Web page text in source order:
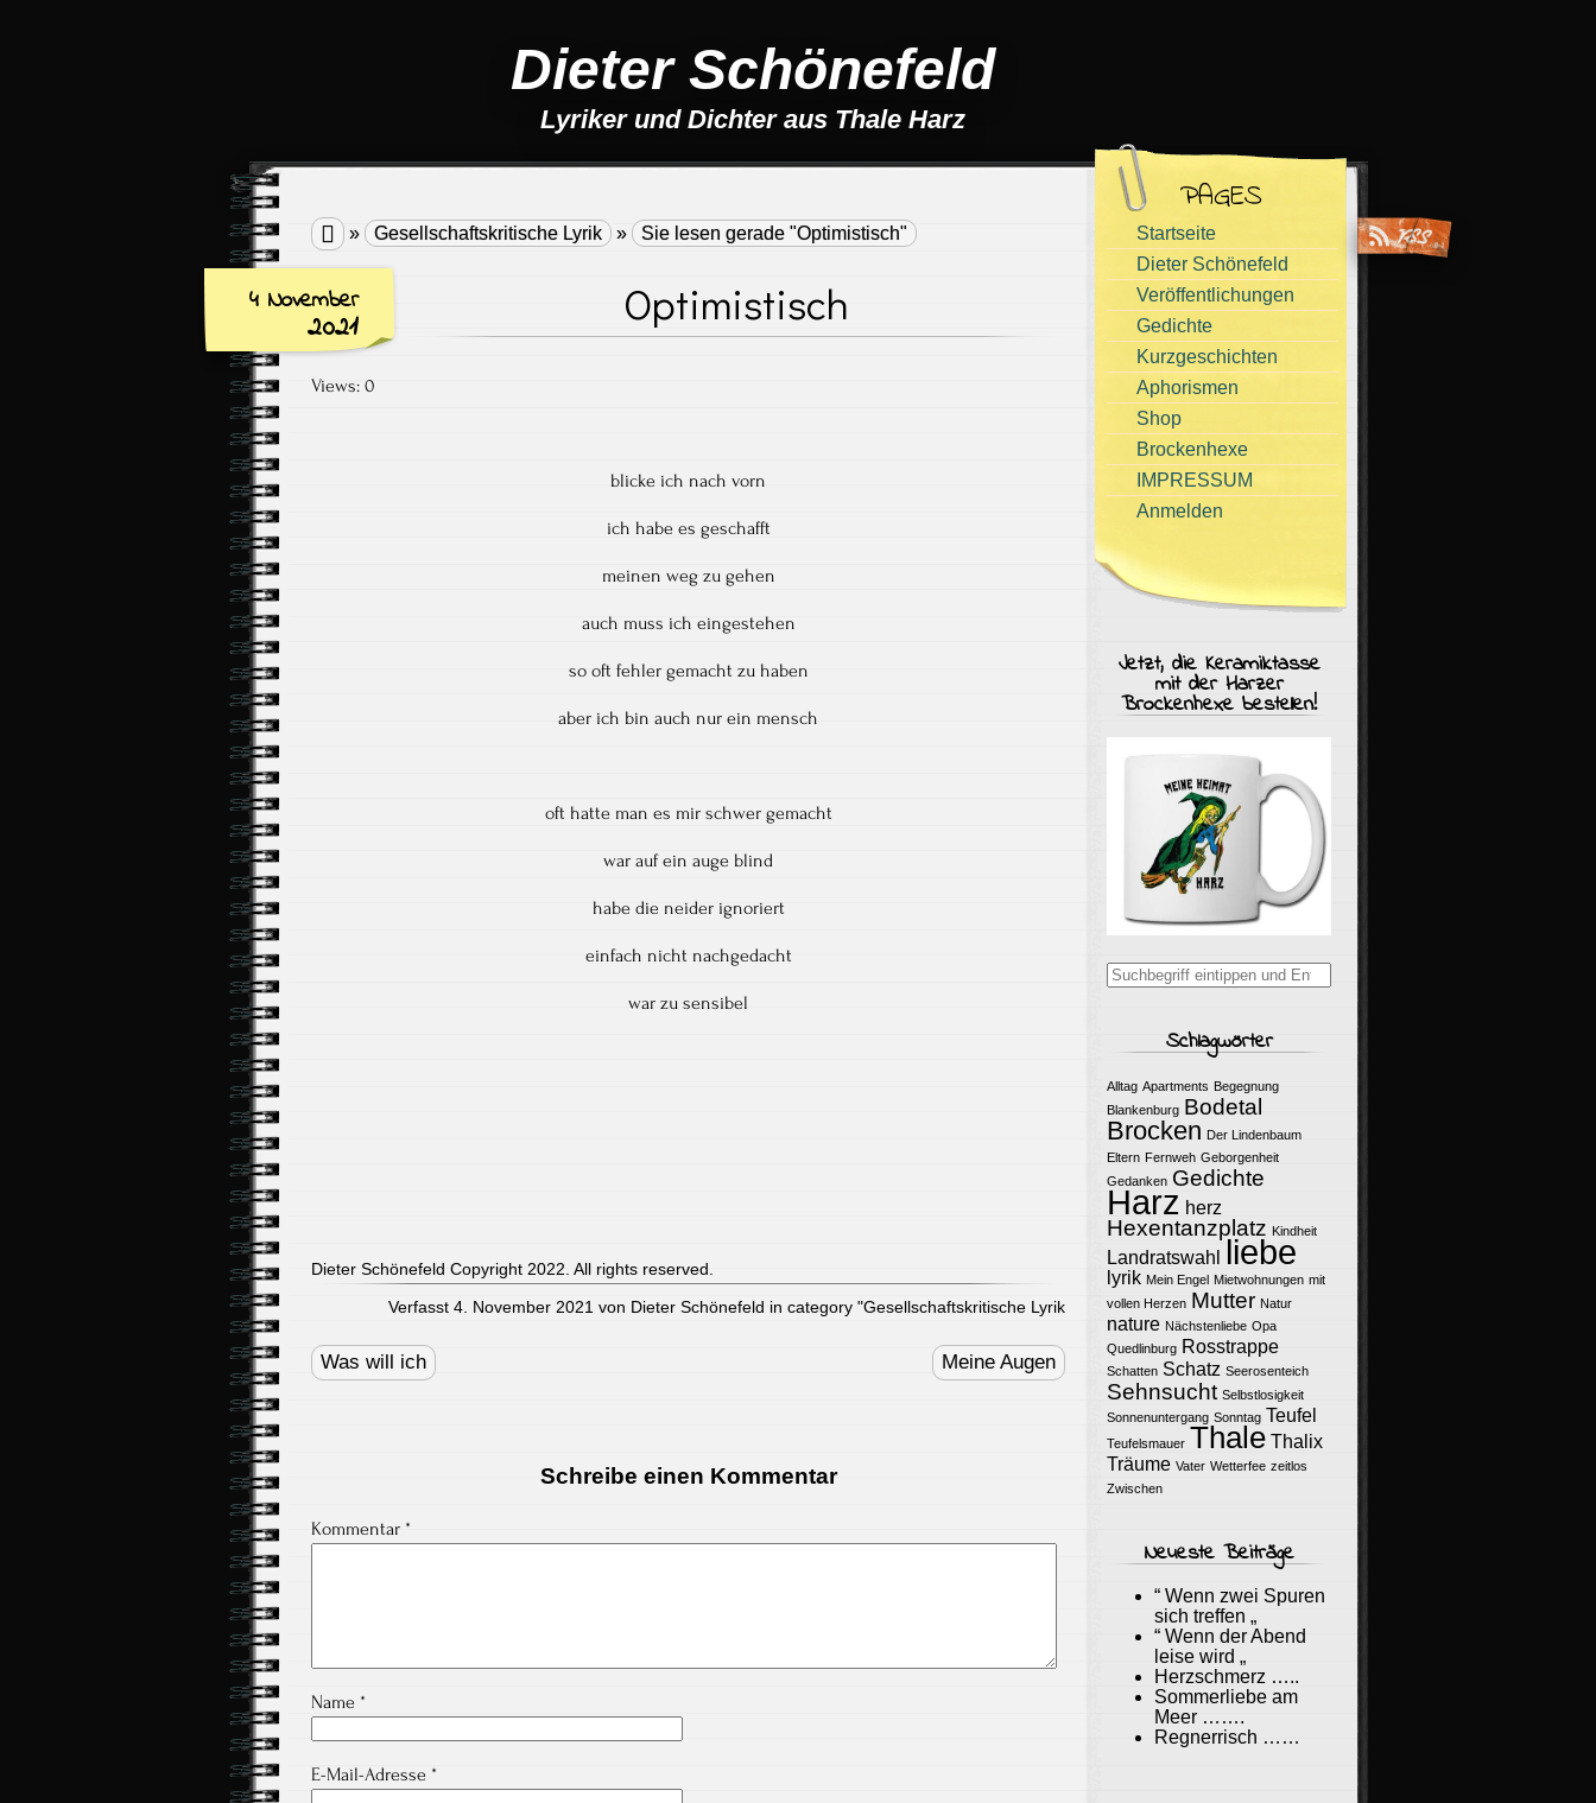
Dieter Schönefeld
Lyriker und Dichter aus Thale Harz
 » Gesellschaftskritische Lyrik » Sie lesen gerade "Optimistisch"
4 November
2021 Optimistisch
Views: 0
blicke ich nach vorn
ich habe es geschafft
meinen weg zu gehen
auch muss ich eingestehen
so oft fehler gemacht zu haben
aber ich bin auch nur ein mensch
oft hatte man es mir schwer gemacht
war auf ein auge blind
habe die neider ignoriert
einfach nicht nachgedacht
war zu sensibel
Dieter Schönefeld Copyright 2022. All rights reserved.
Verfasst 4. November 2021 von Dieter Schönefeld in category "Gesellschaftskritische Lyrik
navigation
Was will ich Meine Augen
Schreibe einen Kommentar
Kommentar *
Name *
E-Mail-Adresse *
PAGES
Startseite
Dieter Schönefeld
Veröffentlichungen
Gedichte
Kurzgeschichten
Aphorismen
Shop
Brockenhexe
IMPRESSUM
Anmelden
Jetzt, die Keramiktasse
mit der Harzer
Brockenhexe bestellen!
Suchergebnisse
für:
Schlagwörter
Alltag Apartments Begegnung
Blankenburg Bodetal
Brocken Der Lindenbaum
Eltern Fernweh Geborgenheit
Gedanken Gedichte
Harz herz
Hexentanzplatz Kindheit
Landratswahl liebe
lyrik Mein Engel Mietwohnungen mit
vollen Herzen Mutter Natur
nature Nächstenliebe Opa
Quedlinburg Rosstrappe
Schatten Schatz Seerosenteich
Sehnsucht Selbstlosigkeit
Sonnenuntergang Sonntag Teufel
Teufelsmauer Thale Thalix
Träume Vater Wetterfee zeitlos
Zwischen
Neueste Beiträge
“ Wenn zwei Spuren
sich treffen „
“ Wenn der Abend
leise wird „
Herzschmerz …..
Sommerliebe am
Meer …….
Regnerrisch ……